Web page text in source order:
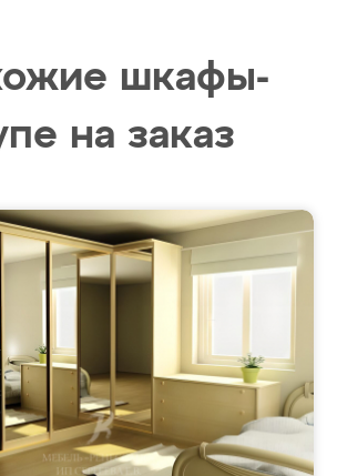
шкафы-
на заказ